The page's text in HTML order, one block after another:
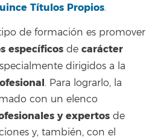
Títulos Propios.
de formación es promover
específicos de carácter
dirigidos a la
. Para lograrlo, la
con un elenco
y expertos de
y, también, con el